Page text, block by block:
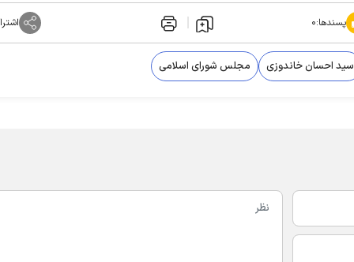
پسندها:۰
سید احسان خاندوزی مجلس شورای اسلامی